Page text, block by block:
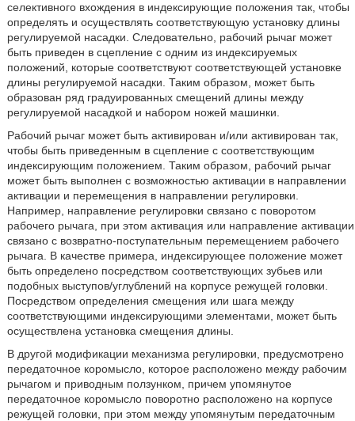
селективного вхождения в индексирующие положения так, чтобы
определять и осуществлять соответствующую установку длины
регулируемой насадки. Следовательно, рабочий рычаг может
быть приведен в сцепление с одним из индексируемых
положений, которые соответствуют соответствующей установке
длины регулируемой насадки. Таким образом, может быть
образован ряд градуированных смещений длины между
регулируемой насадкой и набором ножей машинки.
Рабочий рычаг может быть активирован и/или активирован так,
чтобы быть приведенным в сцепление с соответствующим
индексирующим положением. Таким образом, рабочий рычаг
может быть выполнен с возможностью активации в направлении
активации и перемещения в направлении регулировки.
Например, направление регулировки связано с поворотом
рабочего рычага, при этом активация или направление активации
связано с возвратно-поступательным перемещением рабочего
рычага. В качестве примера, индексирующее положение может
быть определено посредством соответствующих зубьев или
подобных выступов/углублений на корпусе режущей головки.
Посредством определения смещения или шага между
соответствующими индексирующими элементами, может быть
осуществлена установка смещения длины.
В другой модификации механизма регулировки, предусмотрено
передаточное коромысло, которое расположено между рабочим
рычагом и приводным ползунком, причем упомянутое
передаточное коромысло поворотно расположено на корпусе
режущей головки, при этом между упомянутым передаточным